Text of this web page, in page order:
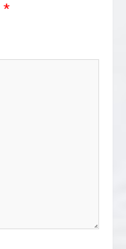
*